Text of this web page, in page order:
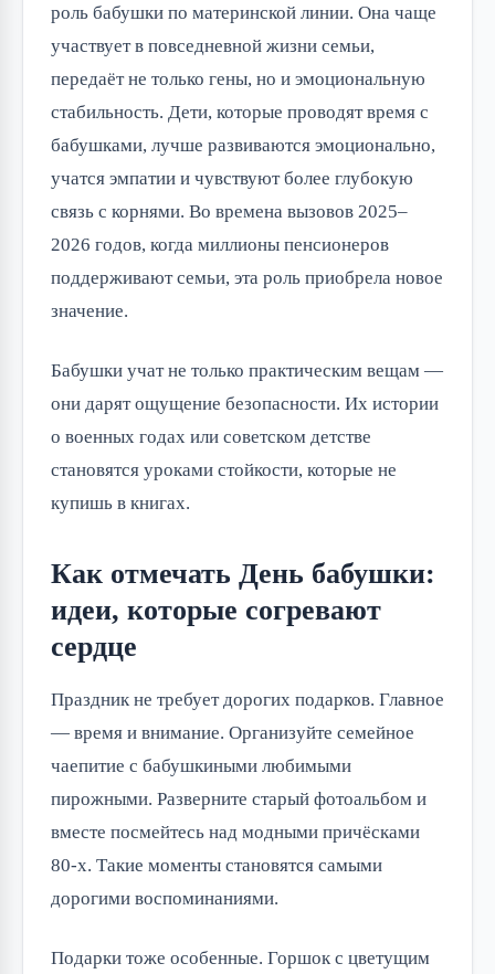
роль бабушки по материнской линии. Она чаще
участвует в повседневной жизни семьи,
передаёт не только гены, но и эмоциональную
стабильность. Дети, которые проводят время с
бабушками, лучше развиваются эмоционально,
учатся эмпатии и чувствуют более глубокую
связь с корнями. Во времена вызовов 2025–
2026 годов, когда миллионы пенсионеров
поддерживают семьи, эта роль приобрела новое
значение.
Бабушки учат не только практическим вещам —
они дарят ощущение безопасности. Их истории
о военных годах или советском детстве
становятся уроками стойкости, которые не
купишь в книгах.
Как отмечать День бабушки:
идеи, которые согревают
сердце
Праздник не требует дорогих подарков. Главное
— время и внимание. Организуйте семейное
чаепитие с бабушкиными любимыми
пирожными. Разверните старый фотоальбом и
вместе посмейтесь над модными причёсками
80-х. Такие моменты становятся самыми
дорогими воспоминаниями.
Подарки тоже особенные. Горшок с цветущим